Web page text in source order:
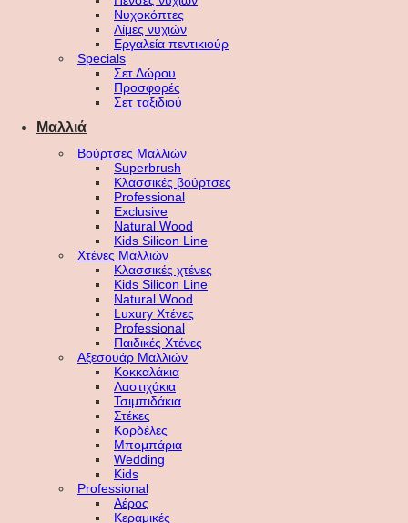
Νυχοκόπτες
Λίμες νυχιών
Εργαλεία πεντικιούρ
Specials
Σετ Δώρου
Προσφορές
Σετ ταξιδιού
Μαλλιά
Βούρτσες Μαλλιών
Superbrush
Κλασσικές βούρτσες
Professional
Exclusive
Natural Wood
Kids Silicon Line
Χτένες Μαλλιών
Κλασσικές χτένες
Kids Silicon Line
Natural Wood
Luxury Χτένες
Professional
Παιδικές Χτένες
Αξεσουάρ Μαλλιών
Κοκκαλάκια
Λαστιχάκια
Τσιμπιδάκια
Στέκες
Κορδέλες
Μπομπάρια
Wedding
Kids
Professional
Αέρος
Κεραμικές